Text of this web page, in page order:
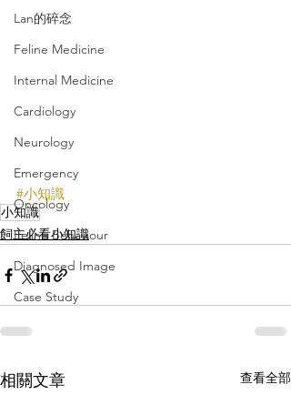
Lan的碎念
Feline Medicine
Internal Medicine
Cardiology
Neurology
Emergency
Oncology
Feline Behaviour
Diagnosed Image
Case Study
#小知識
小知識
飼主必看小知識
相關文章 查看全部